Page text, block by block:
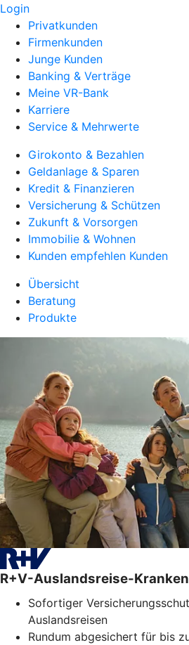
Login
Privatkunden
Firmenkunden
Junge Kunden
Banking & Verträge
Meine VR-Bank
Karriere
Service & Mehrwerte
Girokonto & Bezahlen
Geldanlage & Sparen
Kredit & Finanzieren
Versicherung & Schützen
Zukunft & Vorsorgen
Immobilie & Wohnen
Kunden empfehlen Kunden
Übersicht
Beratung
Produkte
R+V-Auslandsreise-
Sofortiger
Auslandsreisen
Rundum abgesichert für bis